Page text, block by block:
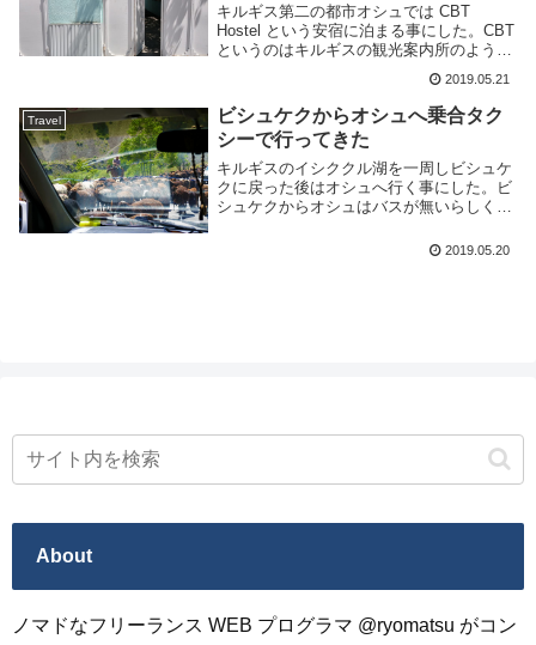
キルギス第二の都市オシュでは CBT
Hostel という安宿に泊まる事にした。CBT
というのはキルギスの観光案内所のような
運営しているようだ。場所はオシュのほぼ
中心部にある。すぐ近くにレストランや
カ...
2019.05.21
Travel
ビシュケクからオシュへ乗合タク
シーで行ってきた
キルギスのイシククル湖を一周しビシュケ
クに戻った後はオシュへ行く事にした。ビ
シュケクからオシュはバスが無いらしく、
シュケクのオシュ行きタクシー乗り場オシ
2019.05.20
About
ノマドなフリーランス WEB プログラマ @ryomatsu がコン